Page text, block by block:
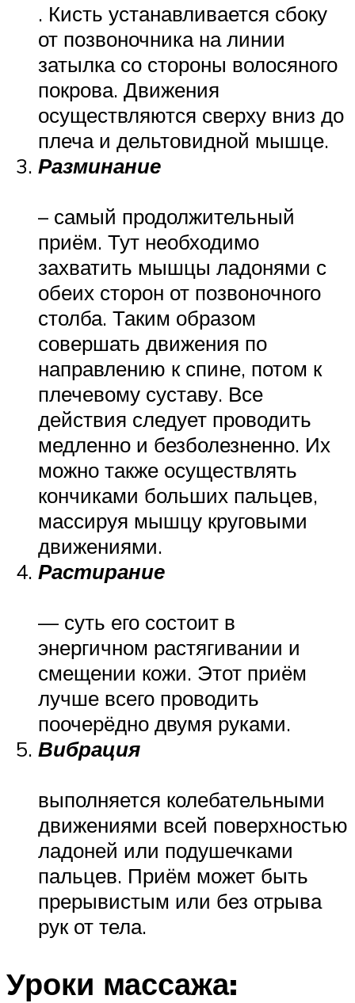
. Кисть устанавливается сбоку
от позвоночника на линии
затылка со стороны волосяного
покрова. Движения
осуществляются сверху вниз до
плеча и дельтовидной мышце.
Разминание
– самый продолжительный
приём. Тут необходимо
захватить мышцы ладонями с
обеих сторон от позвоночного
столба. Таким образом
совершать движения по
направлению к спине, потом к
плечевому суставу. Все
действия следует проводить
медленно и безболезненно. Их
можно также осуществлять
кончиками больших пальцев,
массируя мышцу круговыми
движениями.
Растирание
— суть его состоит в
энергичном растягивании и
смещении кожи. Этот приём
лучше всего проводить
поочерёдно двумя руками.
Вибрация
выполняется колебательными
движениями всей поверхностью
ладоней или подушечками
пальцев. Приём может быть
прерывистым или без отрыва
рук от тела.
Уроки массажа: